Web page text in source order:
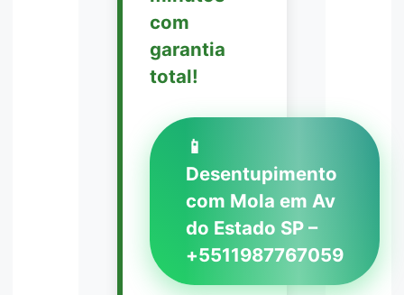
com
garantia
total!
📱
Desentupimento
com Mola em Av
do Estado SP –
+5511987767059